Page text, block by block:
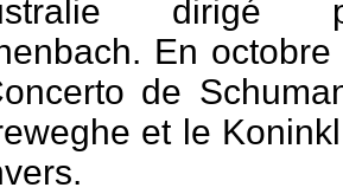
dirigé
En
de
et le